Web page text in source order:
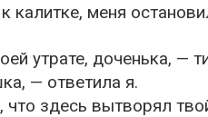
калитке, меня
утрате, доченька, —
— ответила я.
здесь вытворял